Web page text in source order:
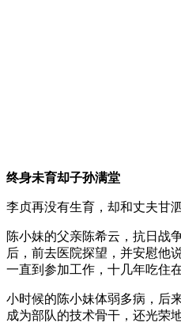
终身未育却子孙满堂
李贞再没有生育，却和丈夫甘
陈小妹的父亲陈希云，抗日战
后，前去医院探望，并安慰他
一直到参加工作，十几年吃住
小时候的陈小妹体弱多病，后
成为部队的技术骨干，还光荣